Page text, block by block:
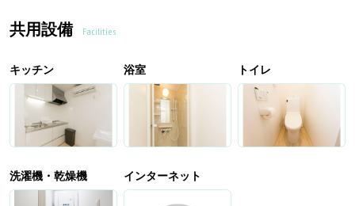
共用設備 Facilities
キッチン 浴室 トイレ
洗濯機・乾燥機 インターネット